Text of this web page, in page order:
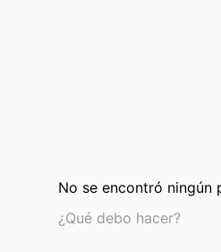
No se encontró ningún
¿Qué debo hacer?